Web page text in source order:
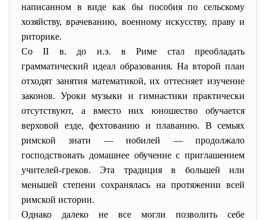
написанном в виде как бы пособия по сельскому
хозяйству, врачеванию, военному искусству, праву и
риторике.
Со II в. до н.э. в Риме стал преобладать
грамматический идеал образования. На второй план
отходят занятия математикой, их оттесняет изучение
законов. Уроки музыки и гимнастики практически
отсутствуют, а вместо них юношество обучается
верховой езде, фехтованию и плаванию. В семьях
римской знати — нобилей — продолжало
господствовать домашнее обучение с приглашением
учителей-греков. Эта традиция в большей или
меньшей степени сохранялась на протяжении всей
римской истории.
Однако далеко не все могли позволить себе